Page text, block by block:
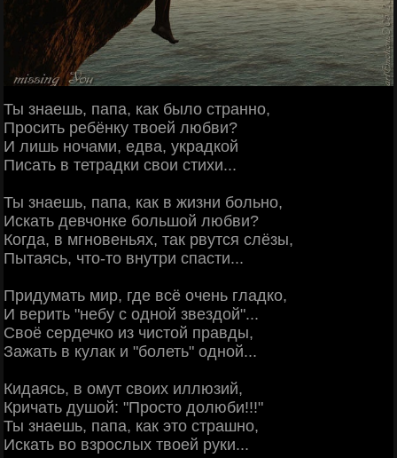
Ты знаешь, папа, как было странно,
Просить ребёнку твоей любви?
И лишь ночами, едва, украдкой
Писать в тетрадки свои стихи...
Ты знаешь, папа, как в жизни больно,
Искать девчонке большой любви?
Когда, в мгновеньях, так рвутся слёзы,
Пытаясь, что-то внутри спасти...
Придумать мир, где всё очень гладко,
И верить "небу с одной звездой"...
Своё сердечко из чистой правды,
Зажать в кулак и "болеть" одной...
Кидаясь, в омут своих иллюзий,
Кричать душой: "Просто долюби!!!"
Ты знаешь, папа, как это страшно,
Искать во взрослых твоей руки...